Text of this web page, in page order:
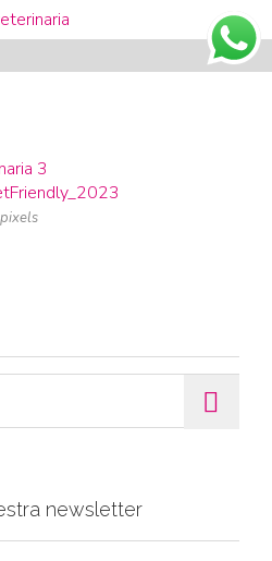

3
pixels
newsletter